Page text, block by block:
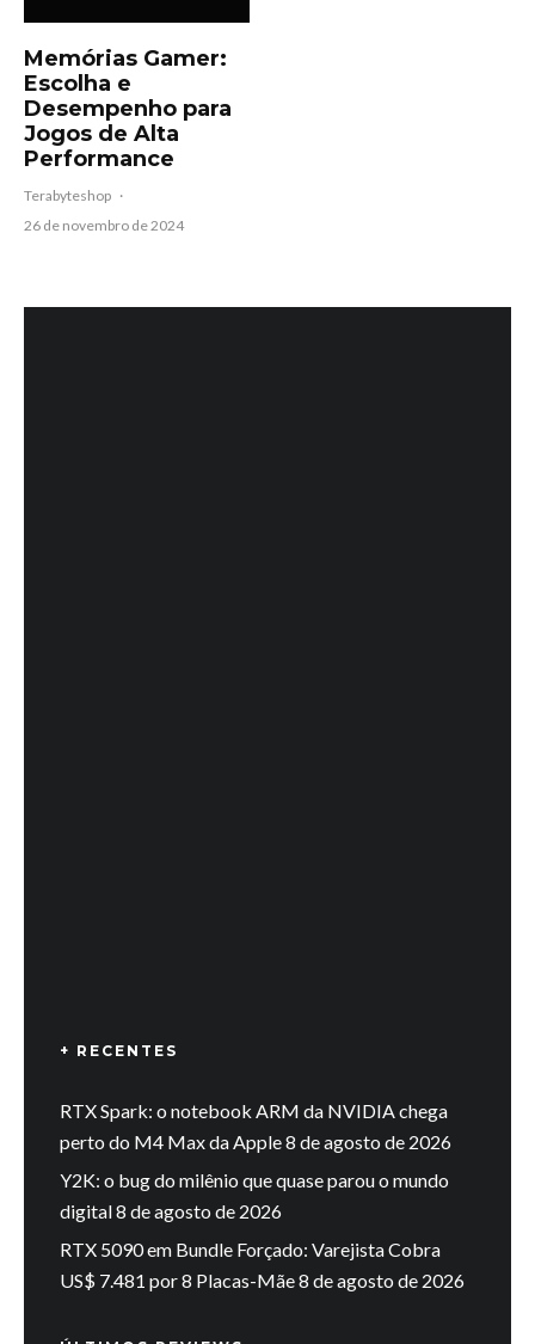
Memórias Gamer:
Escolha e
Desempenho para
Jogos de Alta
Performance
Terabyteshop ·
26 de novembro de 2024
+ RECENTES
RTX Spark: o notebook ARM da NVIDIA chega
perto do M4 Max da Apple8 de agosto de 2026
Y2K: o bug do milênio que quase parou o mundo
digital8 de agosto de 2026
RTX 5090 em Bundle Forçado: Varejista Cobra
US$ 7.481 por 8 Placas-Mãe8 de agosto de 2026